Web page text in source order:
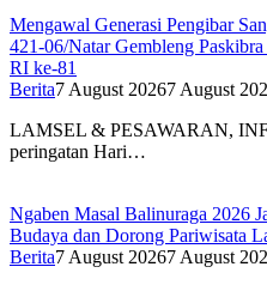
Mengawal Generasi Pengibar
421-06/Natar Gembleng
RI ke-81
Berita7 August 20267 August
LAMSEL & PESAWARAN,
peringatan Hari…
Ngaben Masal Balinuraga 2026
Budaya dan Dorong Pariwisata
Berita7 August 20267 August